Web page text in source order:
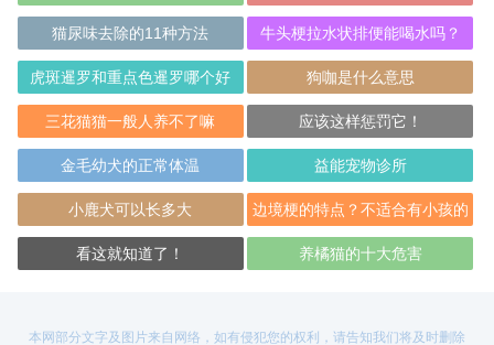
康？
猫尿味去除的11种方法 牛头梗拉水状排便能喝水吗？
虎斑暹罗和重点色暹罗哪个好 狗咖是什么意思
三花猫猫一般人养不了嘛 应该这样惩罚它！
金毛幼犬的正常体温 益能宠物诊所
小鹿犬可以长多大
边境梗的特点？不适合有小孩的
家庭饲养
看这就知道了！ 养橘猫的十大危害
本网部分文字及图片来自网络，如有侵犯您的权利，请告知我们将及时删除